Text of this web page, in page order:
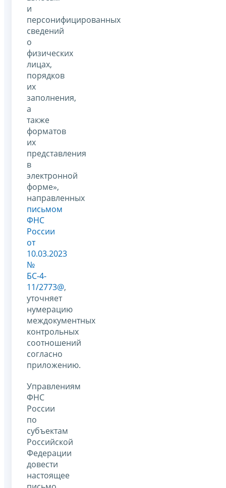
и
персонифицированных
сведений
о
физических
лицах,
порядков
их
заполнения,
а
также
форматов
их
представления
в
электронной
форме»,
направленных
письмом
ФНС
России
от
10.03.2023
№
БС-4-
11/2773@,
уточняет
нумерацию
междокументных
контрольных
соотношений
согласно
приложению.
Управлениям
ФНС
России
по
субъектам
Российской
Федерации
довести
настоящее